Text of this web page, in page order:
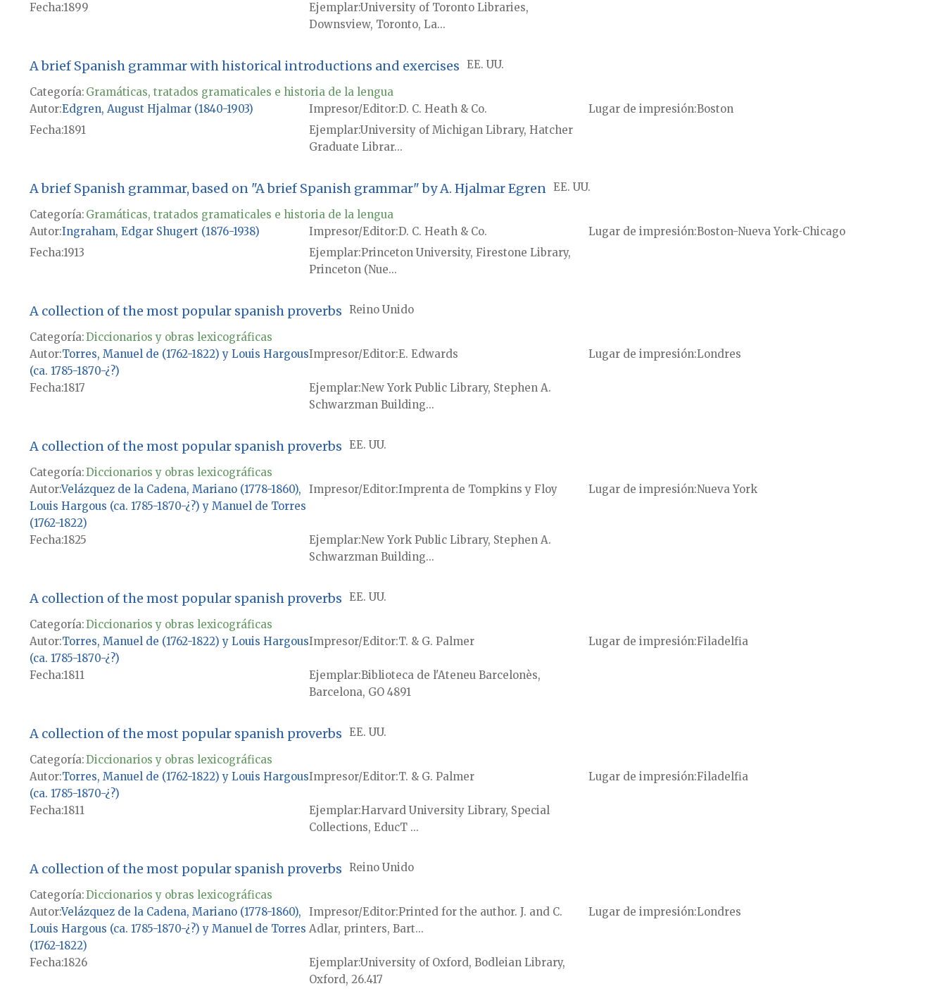
Fecha1899 EjemplarUniversity of Toronto Libraries,
Downsview, Toronto, La...
A brief Spanish grammar with historical introductions and exercises EE. UU.
Categoría: Gramáticas, tratados gramaticales e historia de la lengua
Autor Edgren, August Hjalmar (1840-1903) Impresor/Editor D. C. Heath & Co. Lugar de impresión Boston
Fecha1891 EjemplarUniversity of Michigan Library, Hatcher
Graduate Librar...
A brief Spanish grammar, based on "A brief Spanish grammar" by A. Hjalmar Egren EE. UU.
Categoría: Gramáticas, tratados gramaticales e historia de la lengua
Autor Ingraham, Edgar Shugert (1876-1938) Impresor/Editor D. C. Heath & Co. Lugar de impresión Boston-Nueva York-Chicago
Fecha1913 Ejemplar Princeton University, Firestone Library,
Princeton (Nue...
A collection of the most popular spanish proverbs Reino Unido
Categoría:Diccionarios y obras lexicográficas
Autor Torres, Manuel de (1762-1822) y Louis Hargous
(ca. 1785-1870-¿?)
Impresor/Editor E. Edwards Lugar de impresión Londres
Fecha1817 Ejemplar New York Public Library, Stephen A.
Schwarzman Building...
A collection of the most popular spanish proverbs EE. UU.
Categoría:Diccionarios y obras lexicográficas
AutorVelázquez de la Cadena, Mariano (1778-1860),
Louis Hargous (ca. 1785-1870-¿?) y Manuel de Torres
(1762-1822)
Impresor/Editor Imprenta de Tompkins y Floy Lugar de impresión Nueva York
Fecha1825 Ejemplar New York Public Library, Stephen A.
Schwarzman Building...
A collection of the most popular spanish proverbs EE. UU.
Categoría:Diccionarios y obras lexicográficas
Autor Torres, Manuel de (1762-1822) y Louis Hargous
(ca. 1785-1870-¿?)
Impresor/Editor T. & G. Palmer Lugar de impresión Filadelfia
Fecha1811 Ejemplar Biblioteca de l'Ateneu Barcelonès,
Barcelona, GO 4891
A collection of the most popular spanish proverbs EE. UU.
Categoría:Diccionarios y obras lexicográficas
Autor Torres, Manuel de (1762-1822) y Louis Hargous
(ca. 1785-1870-¿?)
Impresor/Editor T. & G. Palmer Lugar de impresión Filadelfia
Fecha1811 Ejemplar Harvard University Library, Special
Collections, EducT ...
A collection of the most popular spanish proverbs Reino Unido
Categoría:Diccionarios y obras lexicográficas
AutorVelázquez de la Cadena, Mariano (1778-1860),
Louis Hargous (ca. 1785-1870-¿?) y Manuel de Torres
(1762-1822)
Impresor/Editor Printed for the author. J. and C.
Adlar, printers, Bart...
Lugar de impresión Londres
Fecha1826 EjemplarUniversity of Oxford, Bodleian Library,
Oxford, 26.417